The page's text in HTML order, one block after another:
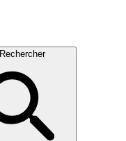
Rechercher